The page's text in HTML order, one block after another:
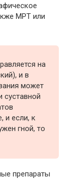
МРТ или
на
и в
может
суставной
и если, к
гной, то
препараты